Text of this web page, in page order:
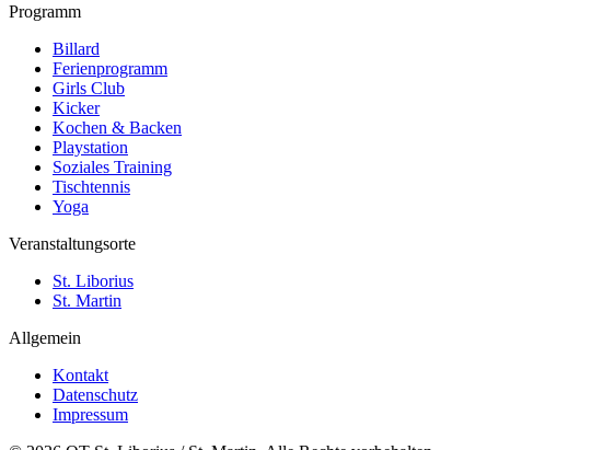
Programm
Billard
Ferienprogramm
Girls Club
Kicker
Kochen & Backen
Playstation
Soziales Training
Tischtennis
Yoga
Veranstaltungsorte
St. Liborius
St. Martin
Allgemein
Kontakt
Datenschutz
Impressum